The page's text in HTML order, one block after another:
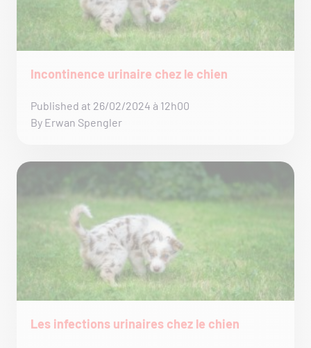
Incontinence urinaire chez le chien
Published at 26/02/2024 à 12h00
By Erwan Spengler
Les infections urinaires chez le chien